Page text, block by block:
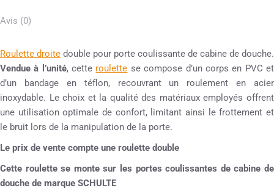
Avis (0)
Roulette droite double pour porte coulissante de cabine de douche.
Vendue à l’unité, cette roulette se compose d’un corps en PVC et
d’un bandage en téflon, recouvrant un roulement en acier
inoxydable. Le choix et la qualité des matériaux employés offrent
une utilisation optimale de confort, limitant ainsi le frottement et
le bruit lors de la manipulation de la porte.
Le prix de vente compte une roulette double
Cette roulette se monte sur les portes coulissantes de cabine de
douche de marque SCHULTE